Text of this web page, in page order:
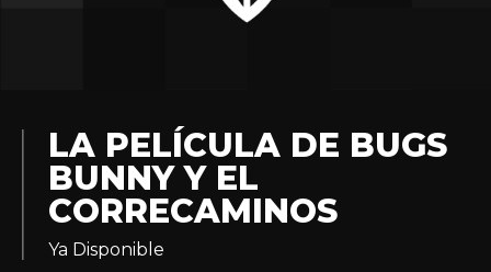
Experiencias
HBO Max
LA PELÍCULA DE BUGS
BUNNY Y EL
CORRECAMINOS
Ya Disponible